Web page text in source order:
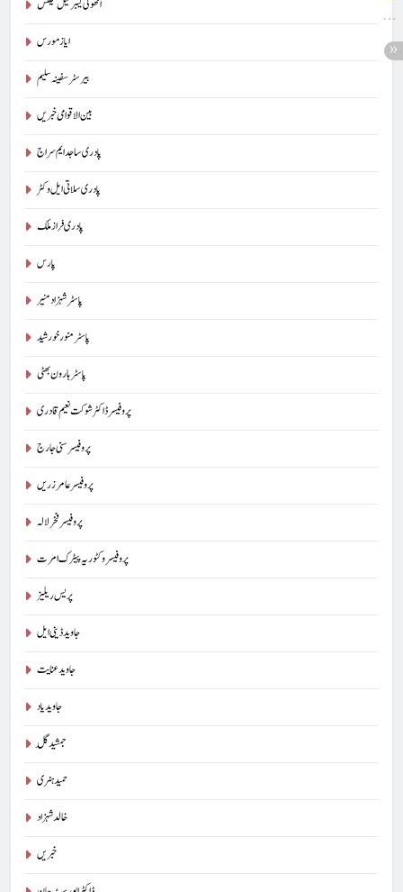
انتھونی گیبرئیل فیلکس
ایاز مورس
بیرسٹرسفینہ سلیم
بین الاقوامی خبریں
پادری ساجد ایم سراج
پادری سلاتی ایل وکٹر
پادری فراز ملک
پارس
پاسٹر شہزاد منیر
پاسٹر منور خورشید
پاسٹر ہارون بھٹی
پروفیسر ڈاکٹر شوکت نعیم قادری
پروفیسر سنی جارج
پروفیسر عامر زریں
پروفیسر فخر لالہ
پروفیسر وکٹوریہ پیٹرک امرت
پریس ریلیز
جاوید ڈینی ایل
جاوید عنایت
جاوید یاد
جمشید گِل
حمید ہنری
خالد شہزاد
خبریں